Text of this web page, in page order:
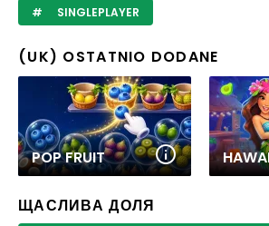
SINGLEPLAYER
(UK) OSTATNIO DODANE
POP FRUIT
ЩАСЛИВА ДОЛЯ